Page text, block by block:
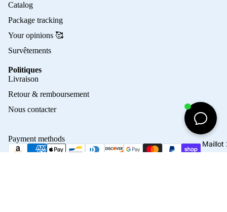
Catalog
Package tracking
Your opinions 🥰
Survêtements
Politiques
Livraison
Retour & remboursement
Nous contacter
Payment methods
Terms of sale